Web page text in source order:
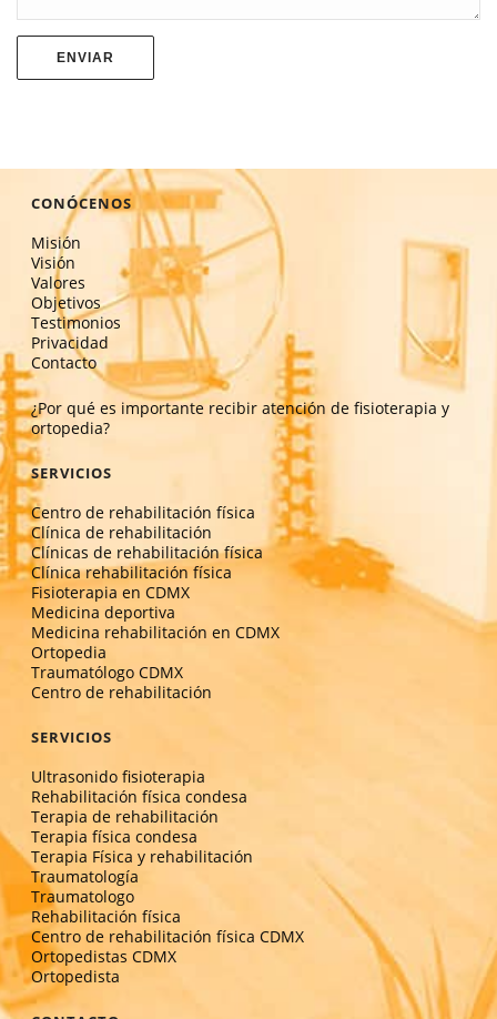
CONÓCENOS
Misión
Visión
Valores
Objetivos
Testimonios
Privacidad
Contacto
¿Por qué es importante recibir atención de fisioterapia y
ortopedia?
SERVICIOS
Centro de rehabilitación física
Clínica de rehabilitación
Clínicas de rehabilitación física
Clínica rehabilitación física
Fisioterapia en CDMX
Medicina deportiva
Medicina rehabilitación en CDMX
Ortopedia
Traumatólogo CDMX
Centro de rehabilitación
SERVICIOS
Ultrasonido fisioterapia
Rehabilitación física condesa
Terapia de rehabilitación
Terapia física condesa
Terapia Física y rehabilitación
Traumatología
Traumatologo
Rehabilitación física
Centro de rehabilitación física CDMX
Ortopedistas CDMX
Ortopedista